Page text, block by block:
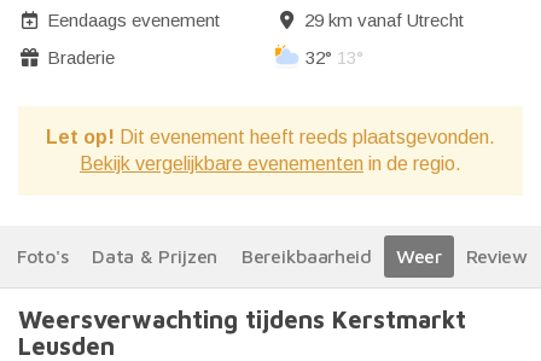
Eendaags evenement
Braderie
29 km vanaf Utrecht
32° 13°
Let op! Dit evenement heeft reeds plaatsgevonden.
Bekijk vergelijkbare evenementen in de regio.
Foto's Data & Prijzen Bereikbaarheid Weer Reviews
Weersverwachting tijdens Kerstmarkt
Leusden